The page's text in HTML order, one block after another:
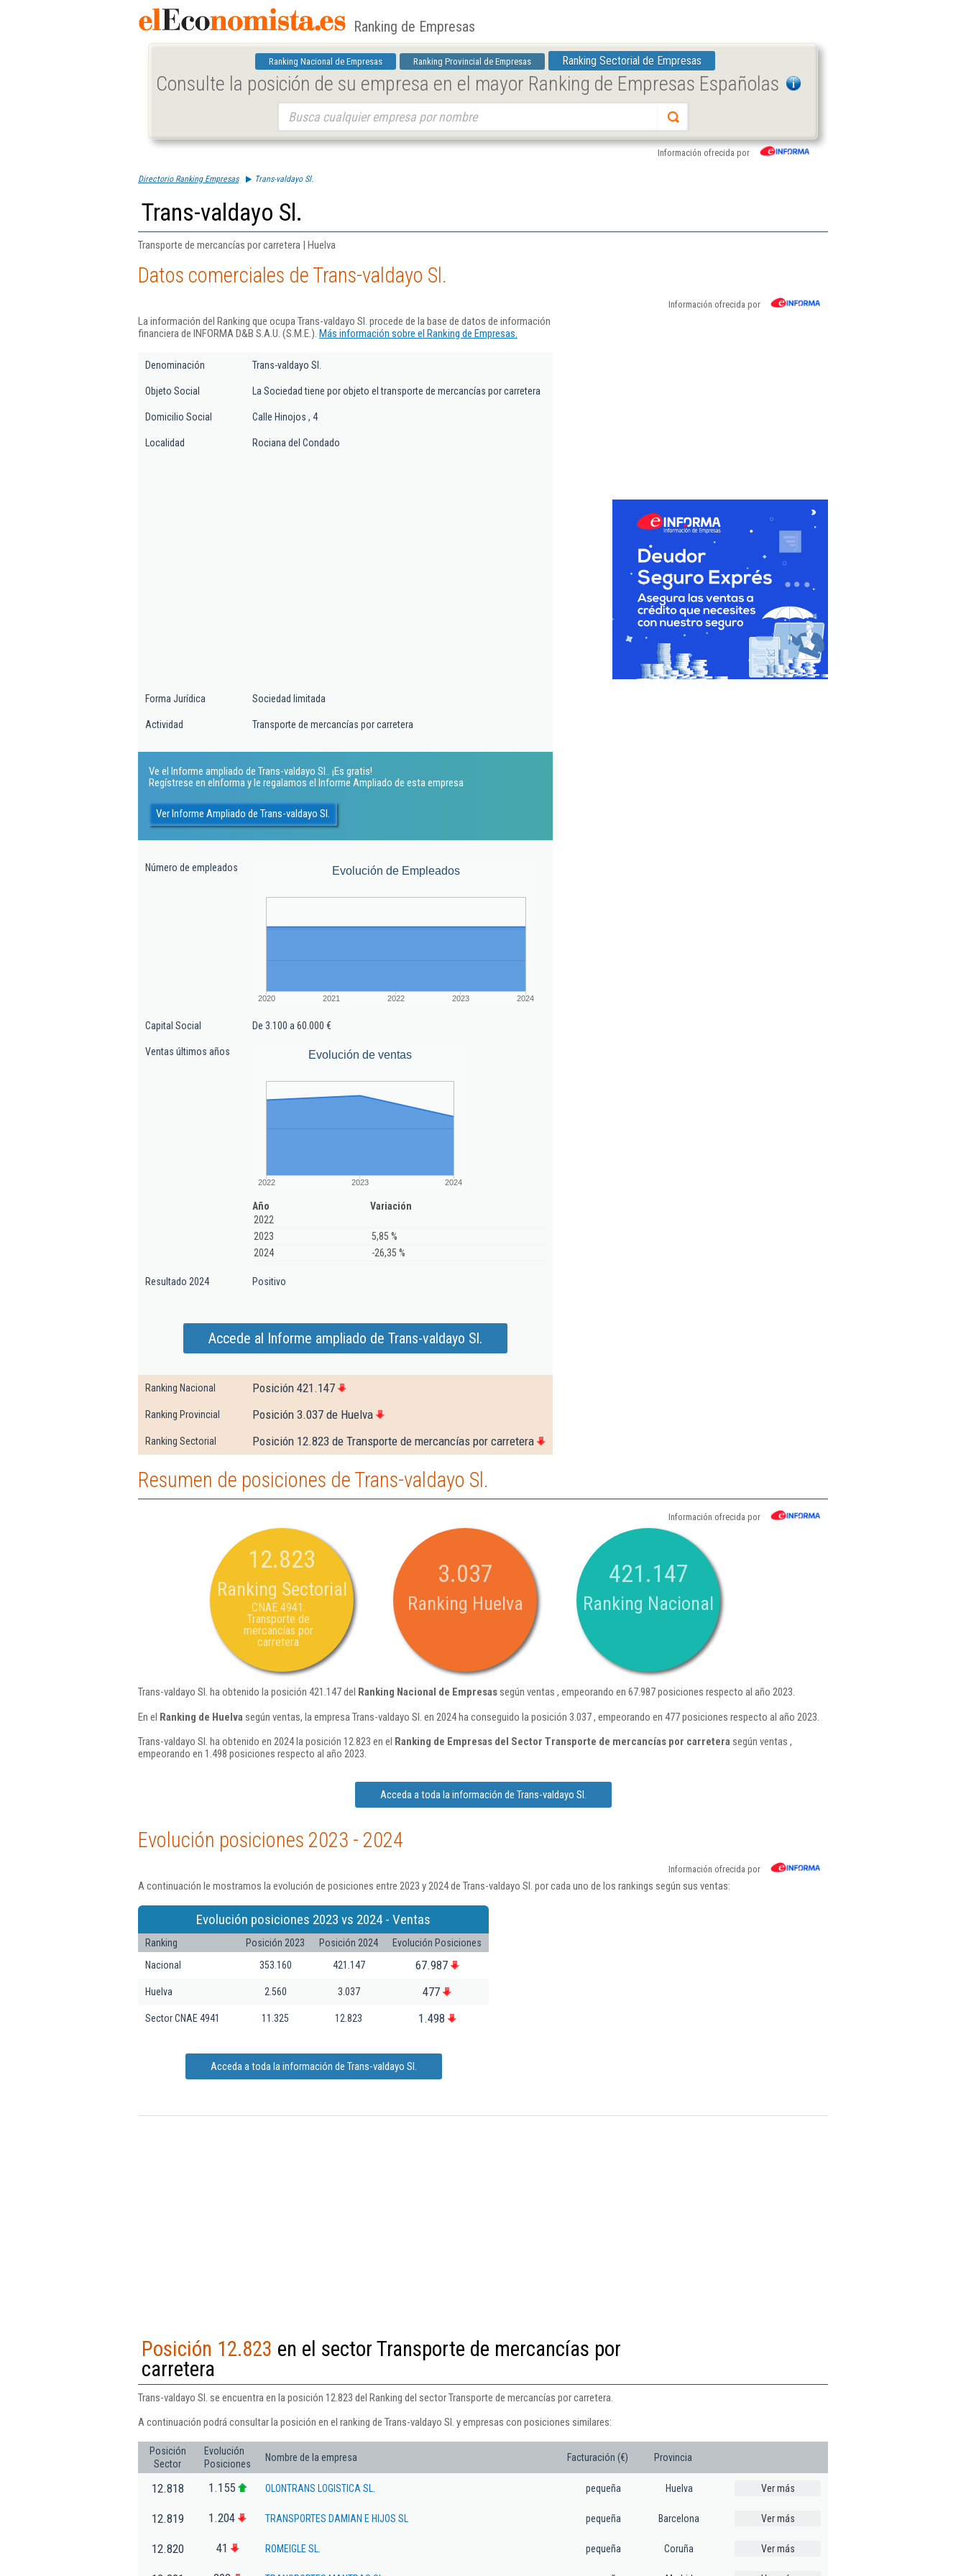
Ranking de Empresas
Ranking Nacional de Empresas Ranking Provincial de Empresas Ranking Sectorial de Empresas
Consulte la posición de su empresa en el mayor Ranking de Empresas Españolas
Información ofrecida por
Directorio Ranking Empresas Trans-valdayo Sl.
Trans-valdayo Sl.
Transporte de mercancías por carretera | Huelva
Datos comerciales de Trans-valdayo Sl.
Información ofrecida por
La información del Ranking que ocupa Trans-valdayo Sl. procede de la base de datos de información
financiera de INFORMA D&B S.A.U. (S.M.E.). Más información sobre el Ranking de Empresas.
Denominación Trans-valdayo Sl.
Objeto Social La Sociedad tiene por objeto el transporte de mercancías por carretera
Domicilio Social Calle Hinojos , 4
Localidad Rociana del Condado
Forma Jurídica Sociedad limitada
Actividad Transporte de mercancías por carretera
Ve el Informe ampliado de Trans-valdayo Sl.. ¡Es gratis!
Regístrese en eInforma y le regalamos el Informe Ampliado de esta empresa
Ver Informe Ampliado de Trans-valdayo Sl.
Número de empleados Evolución de Empleados
2020 2021 2022 2023 2024
Capital Social De 3.100 a 60.000 €
Ventas últimos años Evolución de ventas
2022 2023 2024
Año
Variación
2022
2023
5,85 %
2024
-26,35 %
Resultado 2024 Positivo
Accede al Informe ampliado de Trans-valdayo Sl.
Ranking Nacional Posición 421.147
Ranking Provincial Posición 3.037 de Huelva
Ranking Sectorial Posición 12.823 de Transporte de mercancías por carretera
Resumen de posiciones de Trans-valdayo Sl.
Información ofrecida por
12.823
Ranking Sectorial
CNAE 4941:
Transporte de
mercancías por
carretera
3.037
Ranking Huelva
421.147
Ranking Nacional
Trans-valdayo Sl. ha obtenido la posición 421.147 del Ranking Nacional de Empresassegún ventas , empeorando en 67.987 posiciones respecto al año 2023.
En el Ranking de Huelva según ventas, la empresa Trans-valdayo Sl. en 2024 ha conseguido la posición 3.037 , empeorando en 477 posiciones respecto al año 2023.
Trans-valdayo Sl. ha obtenido en 2024 la posición 12.823 en el Ranking de Empresas del Sector Transporte de mercancías por carreterasegún ventas ,
empeorando en 1.498 posiciones respecto al año 2023.
Acceda a toda la información de Trans-valdayo Sl.
Evolución posiciones 2023 - 2024
Información ofrecida por
A continuación le mostramos la evolución de posiciones entre 2023 y 2024 de Trans-valdayo Sl. por cada uno de los rankings según sus ventas:
Evolución posiciones 2023 vs 2024 - Ventas
Ranking Posición 2023 Posición 2024
Evolución Posiciones
Nacional
353.160 421.147 67.987
Huelva 2.560 3.037 477
Sector CNAE 4941 11.325 12.823 1.498
Acceda a toda la información de Trans-valdayo Sl.
Posición 12.823 en el sector Transporte de mercancías por
carretera
Trans-valdayo Sl. se encuentra en la posición 12.823 del Ranking del sector Transporte de mercancías por carretera.
A continuación podrá consultar la posición en el ranking de Trans-valdayo Sl. y empresas con posiciones similares:
Posición
Sector
Evolución
Posiciones
Nombre de la empresa Facturación (€) Provincia
12.818 1.155 OLONTRANS LOGISTICA SL. pequeña Huelva Ver más
12.819 1.204 TRANSPORTES DAMIAN E HIJOS SL pequeña Barcelona Ver más
12.820 41 ROMEIGLE SL. pequeña Coruña Ver más